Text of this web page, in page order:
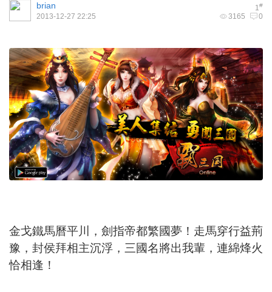
1#
brian
3165 0
2013-12-27 22:25
金戈鐵馬曆平川，劍指帝都繁國夢！走馬穿行益荊
豫，封侯拜相主沉浮，三國名將出我輩，連綿烽火
恰相逢！